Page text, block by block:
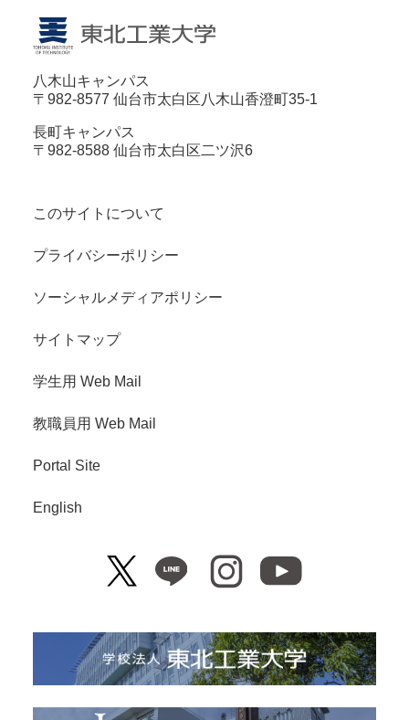
八木山キャンパス
〒982-8577 仙台市太白区八木山香澄町35-1
長町キャンパス
〒982-8588 仙台市太白区二ツ沢6
このサイトについて
プライバシーポリシー
ソーシャルメディアポリシー
サイトマップ
学生用 Web Mail
教職員用 Web Mail
Portal Site
English